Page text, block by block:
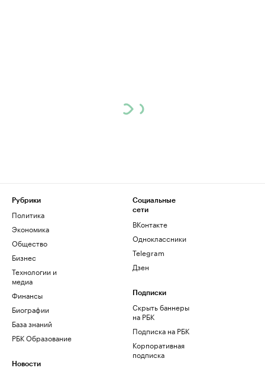
Рубрики
Политика
Экономика
Общество
Бизнес
Технологии и
медиа
Финансы
Биографии
База знаний
РБК Образование
Новости
Социальные
сети
ВКонтакте
Одноклассники
Telegram
Дзен
Подписки
Скрыть баннеры
на РБК
Подписка на РБК
Корпоративная
подписка